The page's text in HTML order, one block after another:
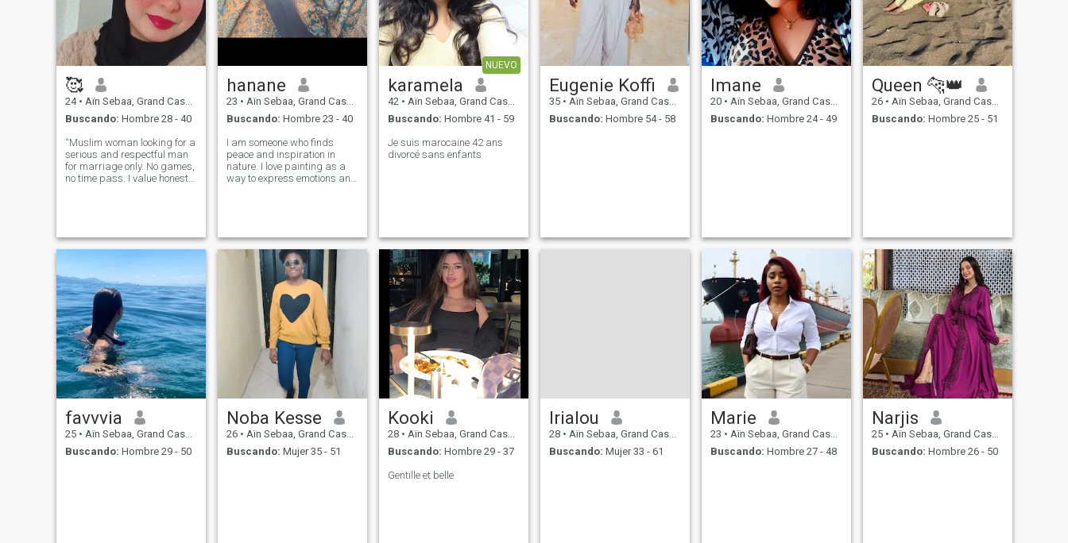
🥰
24 • Aïn Sebaa, Grand Casablanca, Marruecos
Buscando: Hombre 28 - 40
“Muslim woman looking for a
serious and respectful man
for marriage only. No games,
no time pass. I value honesty,
good, loyal and responsible
husband
hanane
23 • Aïn Sebaa, Grand Casablanca, Marruecos
Buscando: Hombre 23 - 40
I am someone who finds
peace and inspiration in
nature. I love painting as a
way to express emotions and
that allow me to escape into
imaginative worlds.
NUEVO
karamela
42 • Aïn Sebaa, Grand Casablanca, Marruecos
Buscando: Hombre 41 - 59
Je suis marocaine 42 ans
divorcé sans enfants
Eugenie Koffi
35 • Aïn Sebaa, Grand Casablanca, Marruecos
Buscando: Hombre 54 - 58
Imane
20 • Aïn Sebaa, Grand Casablanca, Marruecos
Buscando: Hombre 24 - 49
Queen 🐆👑
26 • Aïn Sebaa, Grand Casablanca, Marruecos
Buscando: Hombre 25 - 51
favvvia
25 • Aïn Sebaa, Grand Casablanca, Marruecos
Buscando: Hombre 29 - 50
Noba Kesse
26 • Aïn Sebaa, Grand Casablanca, Marruecos
Buscando: Mujer 35 - 51
Kooki
28 • Aïn Sebaa, Grand Casablanca, Marruecos
Buscando: Hombre 29 - 37
Gentille et belle
Irialou
28 • Aïn Sebaa, Grand Casablanca, Marruecos
Buscando: Mujer 33 - 61
Marie
23 • Aïn Sebaa, Grand Casablanca, Marruecos
Buscando: Hombre 27 - 48
Narjis
25 • Aïn Sebaa, Grand Casablanca, Marruecos
Buscando: Hombre 26 - 50